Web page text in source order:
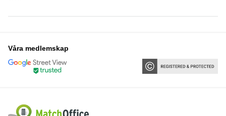
Våra medlemskap